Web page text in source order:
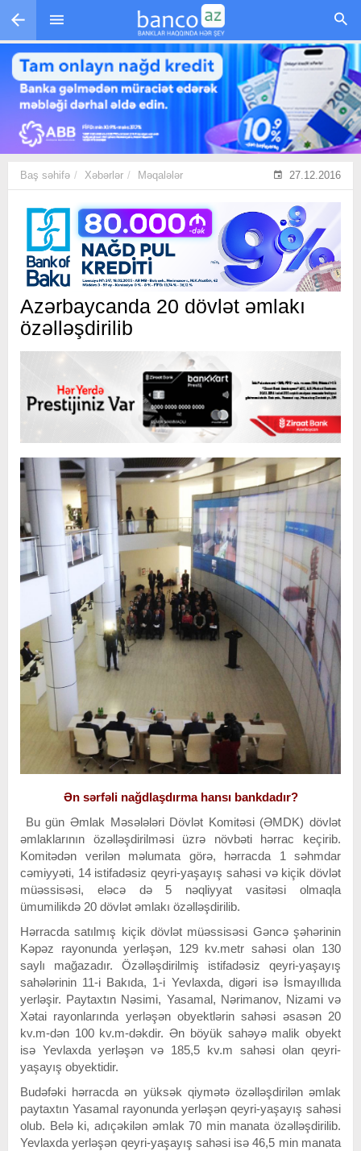
Skip to main content
Baş səhifə Xəbərlər Məqalələr 27.12.2016
Azərbaycanda 20 dövlət əmlakı
özəlləşdirilib
Ən sərfəli nağdlaşdırma hansı bankdadır?
Bu gün Əmlak Məsələləri Dövlət Komitəsi (ƏMDK) dövlət
əmlaklarının özəlləşdirilməsi üzrə növbəti hərrac keçirib.
Komitədən verilən məlumata görə, hərracda 1 səhmdar
cəmiyyəti, 14 istifadəsiz qeyri-yaşayış sahəsi və kiçik dövlət
müəssisəsi, eləcə də 5 nəqliyyat vasitəsi olmaqla
ümumilikdə 20 dövlət əmlakı özəlləşdirilib.
Hərracda satılmış kiçik dövlət müəssisəsi Gəncə şəhərinin
Kəpəz rayonunda yerləşən, 129 kv.metr sahəsi olan 130
saylı mağazadır. Özəlləşdirilmiş istifadəsiz qeyri-yaşayış
sahələrinin 11-i Bakıda, 1-i Yevlaxda, digəri isə İsmayıllıda
yerləşir. Paytaxtın Nəsimi, Yasamal, Nərimanov, Nizami və
Xətai rayonlarında yerləşən obyektlərin sahəsi əsasən 20
kv.m-dən 100 kv.m-dəkdir. Ən böyük sahəyə malik obyekt
isə Yevlaxda yerləşən və 185,5 kv.m sahəsi olan qeyri-
yaşayış obyektidir.
Budəfəki hərracda ən yüksək qiymətə özəlləşdirilən əmlak
paytaxtın Yasamal rayonunda yerləşən qeyri-yaşayış sahəsi
olub. Belə ki, adıçəkilən əmlak 70 min manata özəlləşdirilib.
Yevlaxda yerləşən qeyri-yaşayış sahəsi isə 46,5 min manata